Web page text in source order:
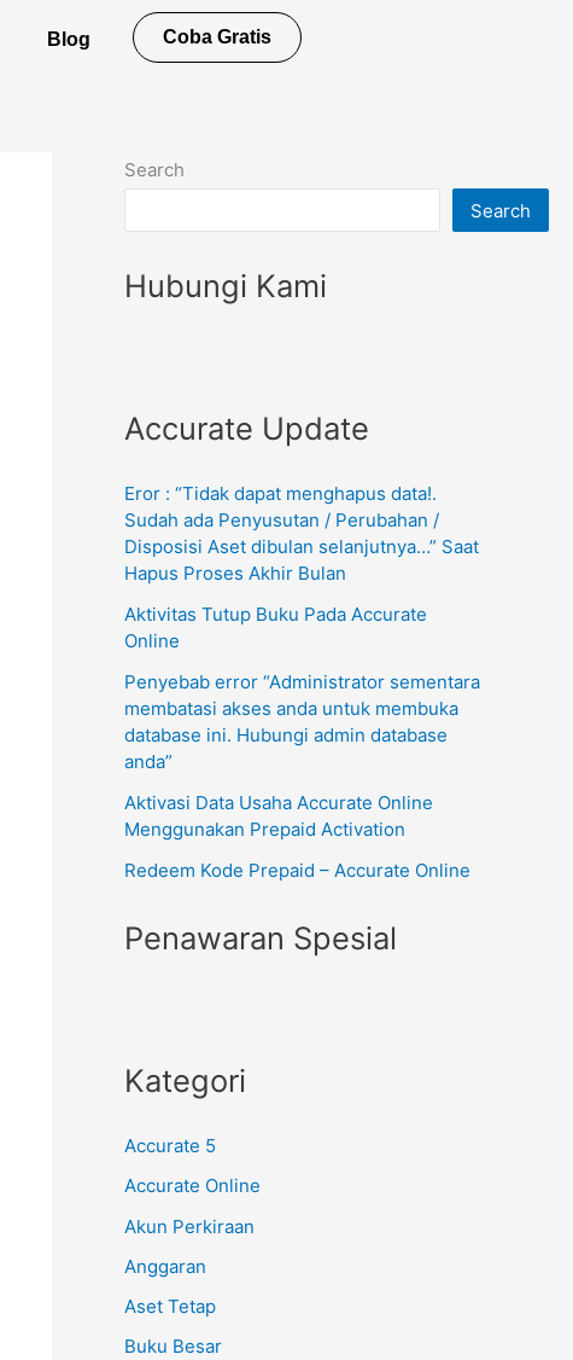
Blog Coba Gratis
Search
Search
Hubungi Kami
Accurate Update
Eror : “Tidak dapat menghapus data!.
Sudah ada Penyusutan / Perubahan /
Disposisi Aset dibulan selanjutnya…” Saat
Hapus Proses Akhir Bulan
Aktivitas Tutup Buku Pada Accurate
Online
Penyebab error “Administrator sementara
membatasi akses anda untuk membuka
database ini. Hubungi admin database
anda”
Aktivasi Data Usaha Accurate Online
Menggunakan Prepaid Activation
Redeem Kode Prepaid – Accurate Online
Penawaran Spesial
Kategori
Accurate 5
Accurate Online
Akun Perkiraan
Anggaran
Aset Tetap
Buku Besar